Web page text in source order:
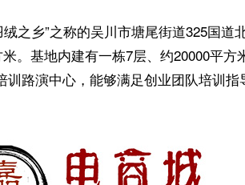
乡”之称的吴川市塘尾街道325国道
。基地内建有一栋7层、约20000平
路演中心，能够满足创业团队培训